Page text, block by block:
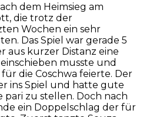
dem Heimsieg am
die trotz der
Wochen ein sehr
Das Spiel war gerade 5
aus kurzer Distanz eine
musste und
die Coschwa feierte. Der
ins Spiel und hatte gute
zu stellen. Doch nach
ein Doppelschlag der für